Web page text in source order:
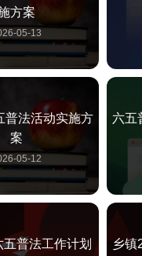
方案
05-13
普法活动实施方
案
05-12
六五
普法工作计划
乡镇